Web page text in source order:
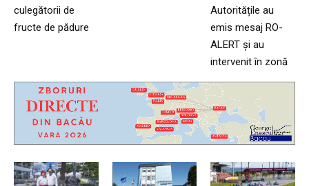
culegătorii de
fructe de pădure
Autoritățile au
emis mesaj RO-
ALERT și au
intervenit în zonă